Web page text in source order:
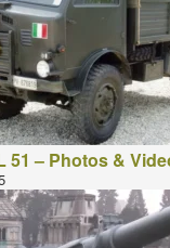
51 – Photos &